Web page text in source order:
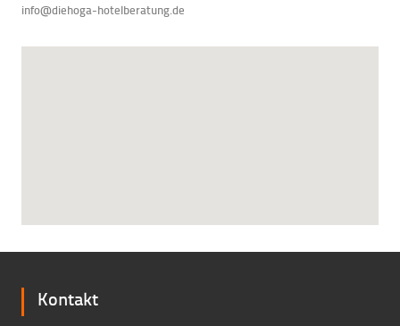
info@diehoga-hotelberatung.de
Kontakt